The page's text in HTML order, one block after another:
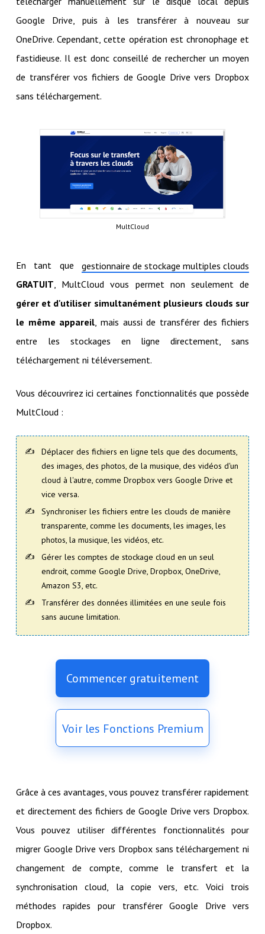
Google Drive, puis à les transférer à nouveau sur
OneDrive. Cependant, cette opération est chronophage et
fastidieuse. Il est donc conseillé de rechercher un moyen
de transférer vos fichiers de Google Drive vers Dropbox
sans téléchargement.
MultCloud
En tant quegestionnaire de stockage multiples clouds
GRATUIT, MultCloud vous permet non seulement de
gérer et d'utiliser simultanément plusieurs clouds sur
le même appareil, mais aussi de transférer des fichiers
entre les stockages en ligne directement, sans
téléchargement ni téléversement.
Vous découvrirez ici certaines fonctionnalités que possède
MultCloud :
Déplacer des fichiers en ligne tels que des documents,
des images, des photos, de la musique, des vidéos d'un
cloud à l'autre, comme Dropbox vers Google Drive et
vice versa.
Synchroniser les fichiers entre les clouds de manière
transparente, comme les documents, les images, les
photos, la musique, les vidéos, etc.
Gérer les comptes de stockage cloud en un seul
endroit, comme Google Drive, Dropbox, OneDrive,
Amazon S3, etc.
Transférer des données illimitées en une seule fois
sans aucune limitation.
Commencer gratuitement
Voir les Fonctions Premium
Grâce à ces avantages, vous pouvez transférer rapidement
et directement des fichiers de Google Drive vers Dropbox.
Vous pouvez utiliser différentes fonctionnalités pour
migrer Google Drive vers Dropbox sans téléchargement ni
changement de compte, comme le transfert et la
synchronisation cloud, la copie vers, etc. Voici trois
méthodes rapides pour transférer Google Drive vers
Dropbox.